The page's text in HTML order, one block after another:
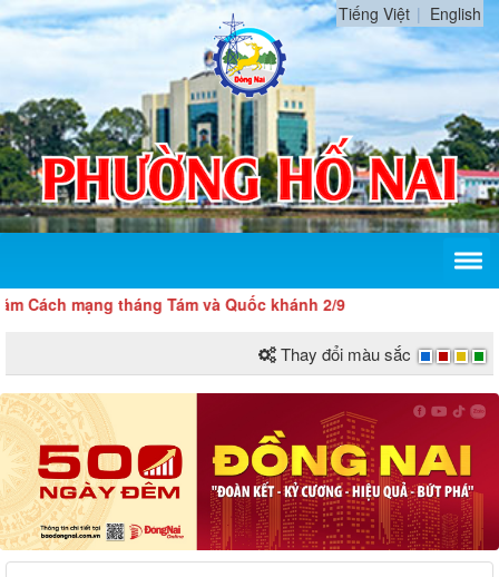
Tiếng Việt English
tháng Tám và Quốc khánh 2/9
Thay đổi màu sắc